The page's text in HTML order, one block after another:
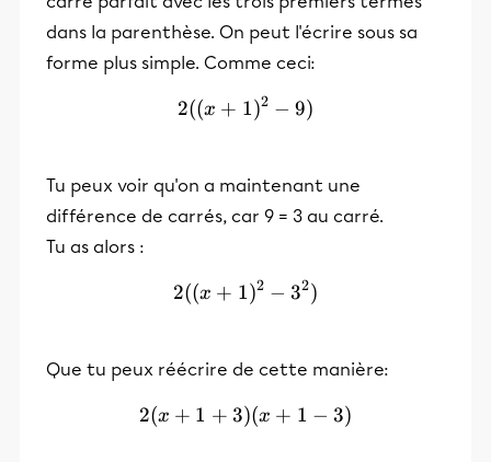
dans la parenthèse. On peut l'écrire sous sa
forme plus simple. Comme ceci:
2((x + 1)^2 - 9)
2((x + 1)2 − 9)
Tu peux voir qu'on a maintenant une
différence de carrés, car 9 = 3 au carré.
Tu as alors :
2((x + 1)^2 - 3^2)
2((x + 1)2 − 32)
Que tu peux réécrire de cette manière:
2(x + 1 + 3)(x + 1 - 3)
2(x + 1 + 3)(x + 1 − 3)